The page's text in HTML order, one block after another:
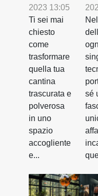
2023 13:05
Ti sei mai
chiesto
come
trasformare
quella tua
cantina
trascurata e
polverosa
in uno
spazio
accogliente
e...
sé